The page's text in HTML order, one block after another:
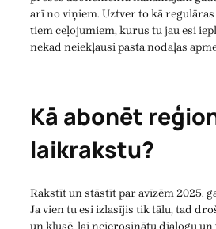
arī no viņiem. Uztver to kā
tiem ceļojumiem, kurus tu jau esi
nekad neiekļausi pasta nodaļas
Kā abonēt
laikrakstu?
Rakstīt un stāstīt par avīzēm 2025.
Ja vien tu esi izlasījis tik tālu, tad